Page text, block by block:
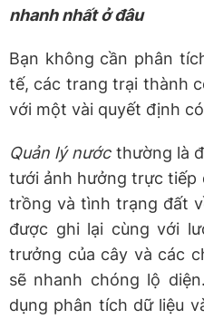
nhanh nhất ở đâu
Bạn không cần phân
tế, các trang trại thành
với một vài quyết định
Quản lý nướcthường là
tưới ảnh hưởng trực tiếp
trồng và tình trạng đất
được ghi lại cùng với
trưởng của cây và các
sẽ nhanh chóng lộ
dụng phân tích dữ liệu